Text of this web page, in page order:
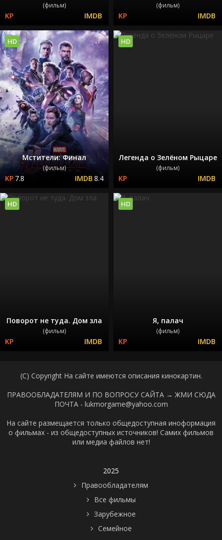
(фильм) (фильм)
Мстители: Финал
(фильм)
7.8 8.4
HD
Легенда о Зелёном Рыцаре
(фильм)
HD
Поворот не туда. Дом зла
(фильм)
HD
Я, палач
(фильм)
HD
(C) Copyright На сайте имеются описания кинокартин.
ПРАВООБЛАДАТЕЛЯМ И ПО ВОПРОСУ САЙТА → ЖМИ СЮДА
ПОЧТА - lukmorgame@yahoo.com
На сайте размещается только общедоступная иноформация
о фильмах - из общедоступных источников! Самих фильмов
или медиа файлов нет!
2025
Правообладателям
Все фильмы
Зарубежное
Семейное